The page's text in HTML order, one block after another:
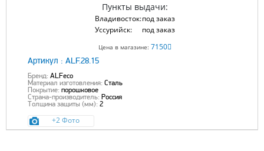
Пункты выдачи:
Владивосток:под заказ
Уссурийск:
под заказ
Цена в магазине: 7150
Артикул : ALF.28.15
Бренд: ALFeco
Материал изготовления: Сталь
Покрытие: порошковое
Страна-производитель: Россия
Толщина защиты (мм): 2
+2 Фото